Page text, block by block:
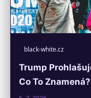
black-white.cz
Trump
Co To Znamená?